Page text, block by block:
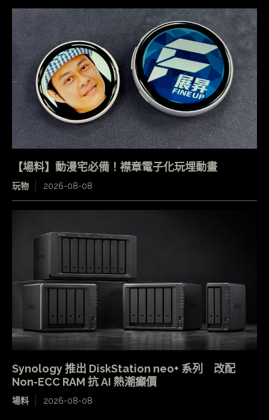
【場料】動漫宅必備！襟章電子化玩埋動畫
玩物 2026-08-08
Synology 推出 DiskStation neo+ 系列 改配
Non-ECC RAM 抗 AI 熱潮癲價
場料 2026-08-08